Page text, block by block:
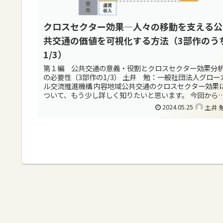
クロスセクター効果―人々の移動を支える公
共交通の価値を可視化する方法（3部作のう
1/3）
第１編 公共交通の意義・役割とクロスセクター効果分
の必要性（3部作の1/3） 土井 勉：一般社団法人グロー
ル交流推進機構 内容地域公共交通のクロスセクター効果
ついて、もう少し詳しく知りたいと思います。 今回から3
2024.05.25 土井